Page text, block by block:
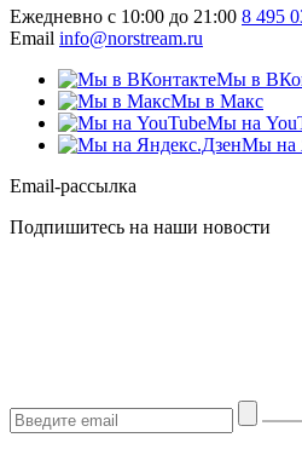
Ежедневно с 10:00 до 21:00 8 495
Email info@norstream.ru
Мы в
Мы в Макс
Мы на
Мы на
Email-рассылка
Подпишитесь на наши новости